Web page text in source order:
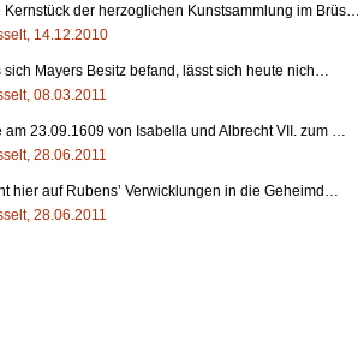
Kernstück der herzoglichen Kunstsammlung im
14.12.2010
sich Mayers Besitz befand, lässt sich heute nich…
08.03.2011
am 23.09.1609 von Isabella und Albrecht VII. zum …
28.06.2011
hier auf Rubens’ Verwicklungen in die Geheimd…
28.06.2011